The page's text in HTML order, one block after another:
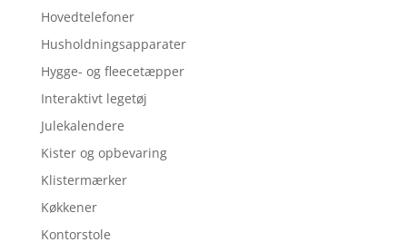
Hovedtelefoner
Husholdningsapparater
Hygge- og fleecetæpper
Interaktivt legetøj
Julekalendere
Kister og opbevaring
Klistermærker
Køkkener
Kontorstole